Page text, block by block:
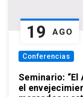
19 AGO
Conferencias
Seminario:
el